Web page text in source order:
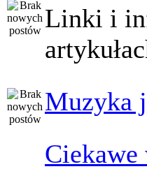
Linki i
Muzyka
Ciekawe